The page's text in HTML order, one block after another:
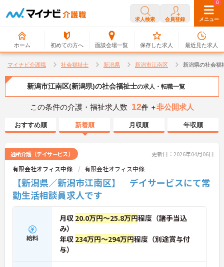
求人検索 会員登録 メニュー
ホーム 初めての方へ 面談会場一覧
0
保存した求人
0
最近見た求人
マイナビ介護職 社会福祉士 新潟県 新潟市江南区 新潟県の社会福
新潟市江南区(新潟県)の社会福祉士の求人・転職一覧
この条件の介護・福祉求人数 12件 ＋非公開求人
おすすめ順 新着順 月収順 年収順
通所介護（デイサービス） 更新日：2026年04月06日
有限会社オフィス中條 有限会社オフィス中條
【新潟県／新潟市江南区】 デイサービスにて常
勤生活相談員求人です
給料
月収 20.0万円～25.8万円程度（諸手当込
み）
年収 234万円～294万円程度（別途賞与付
与）